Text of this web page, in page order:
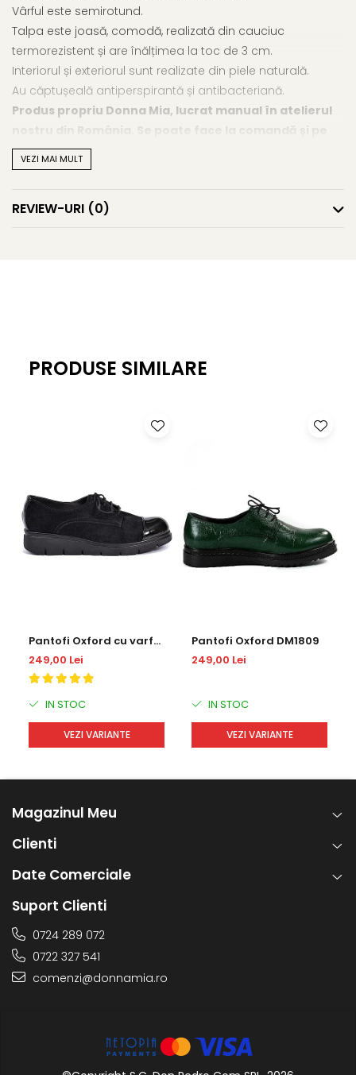
Vârful este semirotund.
Talpa este joasă, comodă, realizată din cauciuc
termorezistent și are înălțimea la toc de 3 cm.
Interiorul și exteriorul sunt realizate din piele naturală.
Au căptușeală antiperspirantă și antibacteriană.
Produs propriu Donna Mia, lucrat manual în atelierul
nostru din România. Se poate face la comandă și pe
alte tipuri și culori de piele naturală.
VEZI MAI MULT
REVIEW-URI (0)
PRODUSE SIMILARE
Pantofi Oxford cu varf
lacuit DM 1814
249,00 Lei
IN STOC
VEZI VARIANTE
Pantofi Oxford DM1809
249,00 Lei
IN STOC
VEZI VARIANTE
Magazinul Meu
Clienti
Date Comerciale
Suport Clienti
0724 289 072
0722 327 541
comenzi@donnamia.ro